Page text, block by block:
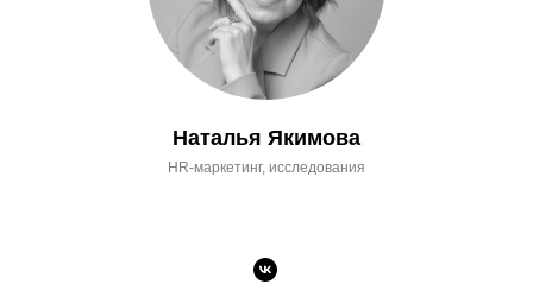
Наталья Якимова
HR-маркетинг, исследования